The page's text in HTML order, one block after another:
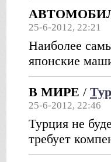
25-6-2012, 22:21
Наиболее
японские
В МИРЕ /
25-6-2012, 22:46
Турция не
требует